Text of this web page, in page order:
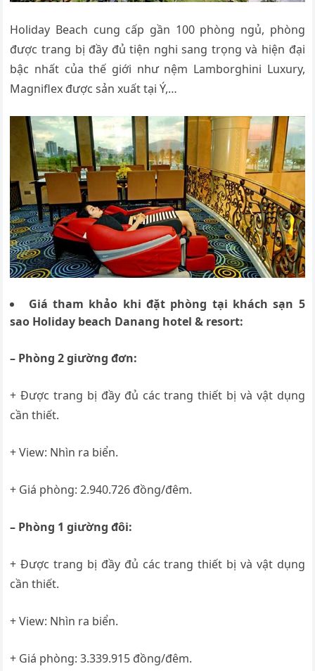
Holiday Beach cung cấp gần 100 phòng ngủ, phòng
được trang bị đầy đủ tiện nghi sang trọng và hiện đại
bậc nhất của thế giới như nệm Lamborghini Luxury,
Magniflex được sản xuất tại Ý,…
Giá tham khảo khi đặt phòng tại khách sạn 5
sao Holiday beach Danang hotel & resort:
– Phòng 2 giường đơn:
+ Được trang bị đầy đủ các trang thiết bị và vật dụng
cần thiết.
+ View: Nhìn ra biển.
+ Giá phòng: 2.940.726 đồng/đêm.
– Phòng 1 giường đôi:
+ Được trang bị đầy đủ các trang thiết bị và vật dụng
cần thiết.
+ View: Nhìn ra biển.
+ Giá phòng: 3.339.915 đồng/đêm.